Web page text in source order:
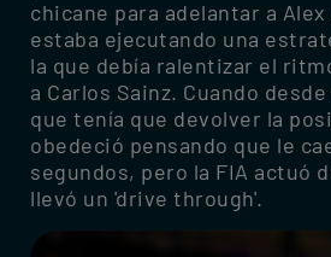
chicane para adelantar a
estaba ejecutando una
la que debía ralentizar el
a Carlos Sainz. Cuando
que tenía que devolver la
obedeció pensando que le
segundos, pero la FIA actuó
llevó un 'drive through'.